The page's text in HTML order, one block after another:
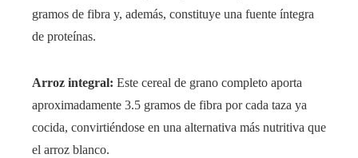
gramos de fibra y, además, constituye una fuente íntegra
de proteínas.
Arroz integral: Este cereal de grano completo aporta
aproximadamente 3.5 gramos de fibra por cada taza ya
cocida, convirtiéndose en una alternativa más nutritiva que
el arroz blanco.